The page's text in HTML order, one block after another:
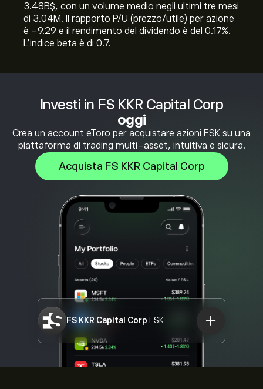
Investi in FS KKR Capital Corp
oggi
Crea un account eToro per acquistare azioni FSK su una
piattaforma di trading multi-asset, intuitiva e sicura.
Acquista FS KKR Capital Corp
FS KKR Capital Corp FSK
3.48B‎$‎, con un volume medio negli ultimi tre mesi
di 3.04M. Il rapporto P/U (prezzo/utile) per azione
è -9.29 e il rendimento del dividendo è del 0.17%.
L'indice beta è di 0.7.